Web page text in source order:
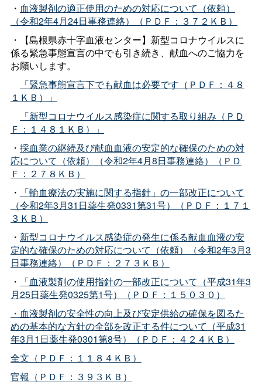
・ 血液製剤の適正使用のための対応について（依頼）
（令和2年4月24日事務連絡）（ＰＤＦ：３７２ＫＢ）
・【島根県赤十字血液センター】新型コロナウイルスに
係る緊急事態宣言の中でも引き続き、献血へのご協力を
お願いします。
「緊急事態宣言下でも献血は必要です（ＰＤＦ：４８
１ＫＢ）」
「新型コロナウイルス感染症に関する取り組み（ＰＤ
Ｆ：１４８１ＫＢ）」
・ 採血業の継続及び献血血液の安定的な確保のための対
応について（依頼）（令和2年4月8日事務連絡）（ＰＤ
Ｆ：２７８ＫＢ）
・
「輸血療法の実施に関する指針」の一部改正について
（令和2年3月31日薬生発0331第31号）（ＰＤＦ：１７１
３ＫＢ）
・ 新型コロナウイルス感染症の発生に係る献血血液の安
定的な確保のための対応について（依頼）（令和2年3月3
日事務連絡）（ＰＤＦ：２７３ＫＢ）
・
「血液製剤の使用指針の一部改正について（平成31年3
月25日薬生発0325第1号）（ＰＤＦ：１５０３０）
・血液製剤の安全性の向上及び安定供給の確保を図るた
めの基本的な方針の全部を改正する件について（平成31
年3月1日薬生発0301第8号）（ＰＤＦ：４２４ＫＢ）
全文（ＰＤＦ：１１８４ＫＢ）
官報（ＰＤＦ：３９３ＫＢ）